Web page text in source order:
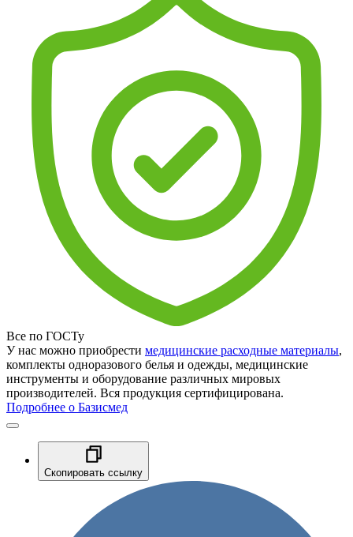
Все по ГОСТу
У нас можно приобрести медицинские расходные материалы,
комплекты одноразового белья и одежды, медицинские
инструменты и оборудование различных мировых
производителей. Вся продукция сертифицирована.
Подробнее о Базисмед
Скопировать ссылку